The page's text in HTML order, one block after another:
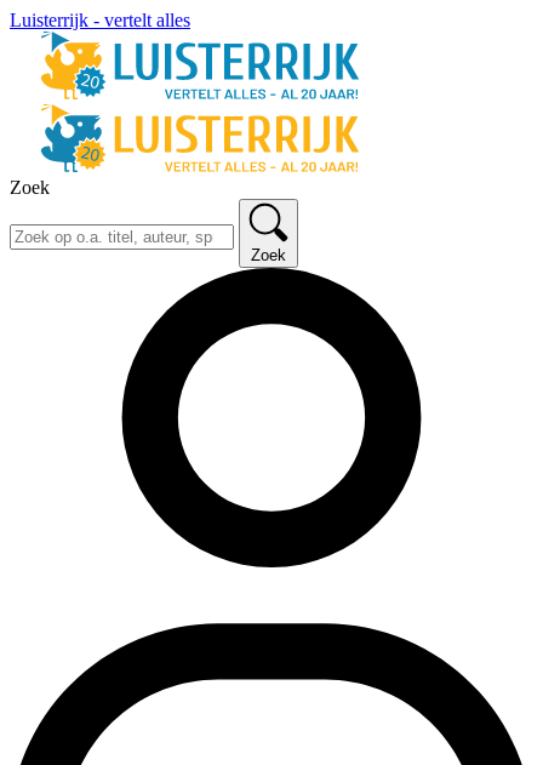
Luisterrijk - vertelt alles
Zoek
Zoek